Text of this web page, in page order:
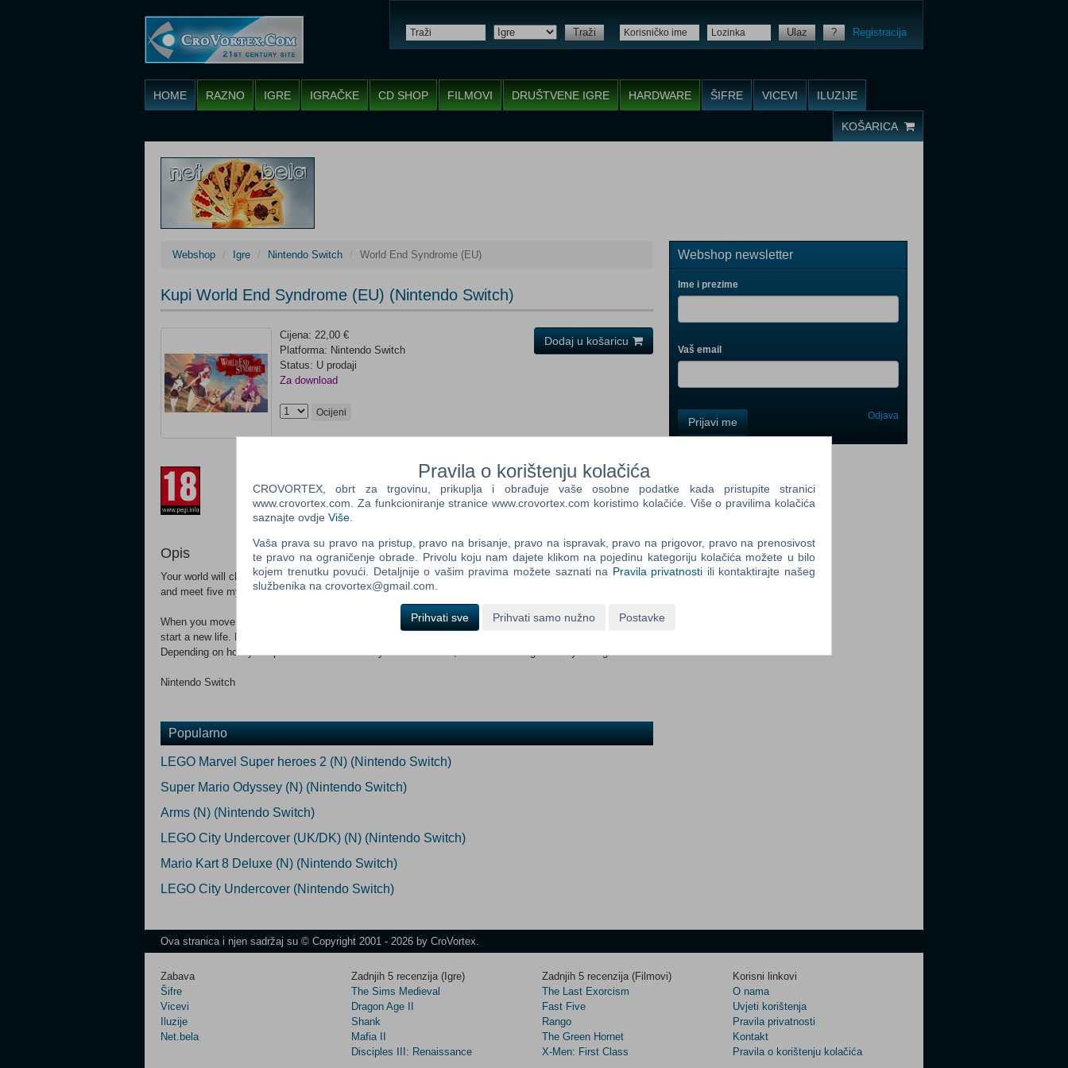
Traži Ulaz ? Registracija
HOME RAZNO IGRE IGRAČKE CD SHOP FILMOVI DRUŠTVENE IGRE HARDWARE ŠIFRE VICEVI ILUZIJE
KOŠARICA
Webshop Igre Nintendo Switch World End Syndrome (EU)
Kupi World End Syndrome (EU) (Nintendo Switch)
Cijena: 22,00 €
Platforma: Nintendo Switch
Status: U prodaji
Za download
Ocijeni
Opis
Your world will change forever. Experience an unforgettable summer when you move to a new seaside town
and meet five mysterious girls. I wish this world would end...
When you move from a big city to your uncle's mansion in a seaside town called “Mihate”, you hope to
start a new life. But then you meet five mysterious girls and start to notice strange incidents occurring.
Depending on how you spend the summer with your new friends, the world will significantly change...
Nintendo Switch
Dodaj u košaricu
Popularno
LEGO Marvel Super heroes 2 (N) (Nintendo Switch)
Super Mario Odyssey (N) (Nintendo Switch)
Arms (N) (Nintendo Switch)
LEGO City Undercover (UK/DK) (N) (Nintendo Switch)
Mario Kart 8 Deluxe (N) (Nintendo Switch)
LEGO City Undercover (Nintendo Switch)
Webshop newsletter
Ime i prezime
Vaš email
Field
Two
Newsletter
Prijavi me Odjava
Ova stranica i njen sadržaj su © Copyright 2001 - 2026 by CroVortex.
Zabava
Šifre
Vicevi
Iluzije
Net.bela
Zadnjih 5 recenzija (Igre)
The Sims Medieval
Dragon Age II
Shank
Mafia II
Disciples III: Renaissance
Zadnjih 5 recenzija (Filmovi)
The Last Exorcism
Fast Five
Rango
The Green Hornet
X-Men: First Class
Korisni linkovi
O nama
Uvjeti korištenja
Pravila privatnosti
Kontakt
Pravila o korištenju kolačića
Pravila o korištenju kolačića
CROVORTEX, obrt za trgovinu, prikuplja i obrađuje vaše osobne podatke kada pristupite stranici
www.crovortex.com. Za funkcioniranje stranice www.crovortex.com koristimo kolačiće. Više o pravilima kolačića
saznajte ovdje Više
Vaša prava su pravo na pristup, pravo na brisanje, pravo na ispravak, pravo na prigovor, pravo na prenosivost
te pravo na ograničenje obrade. Privolu koju nam dajete klikom na pojedinu kategoriju kolačića možete u bilo
kojem trenutku povući. Detaljnije o vašim pravima možete saznati na Pravila privatnosti ili kontaktirajte našeg
službenika na crovortex@gmail.com.
Prihvati sve Prihvati samo nužno Postavke